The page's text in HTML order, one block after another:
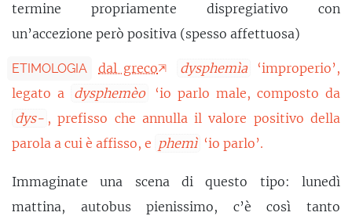
termine propriamente dispregiativo con
un’accezione però positiva (spesso affettuosa)
ETIMOLOGIA dal greco dysphemìa
‘improperio’,
legato a
dysphemèo
‘io parlo male, composto da
dys- , prefisso che annulla il valore positivo della
parola a cui è affisso, e phemì ‘io parlo’.
Immaginate una scena di questo tipo: lunedì
mattina, autobus pienissimo, c’è così tanto